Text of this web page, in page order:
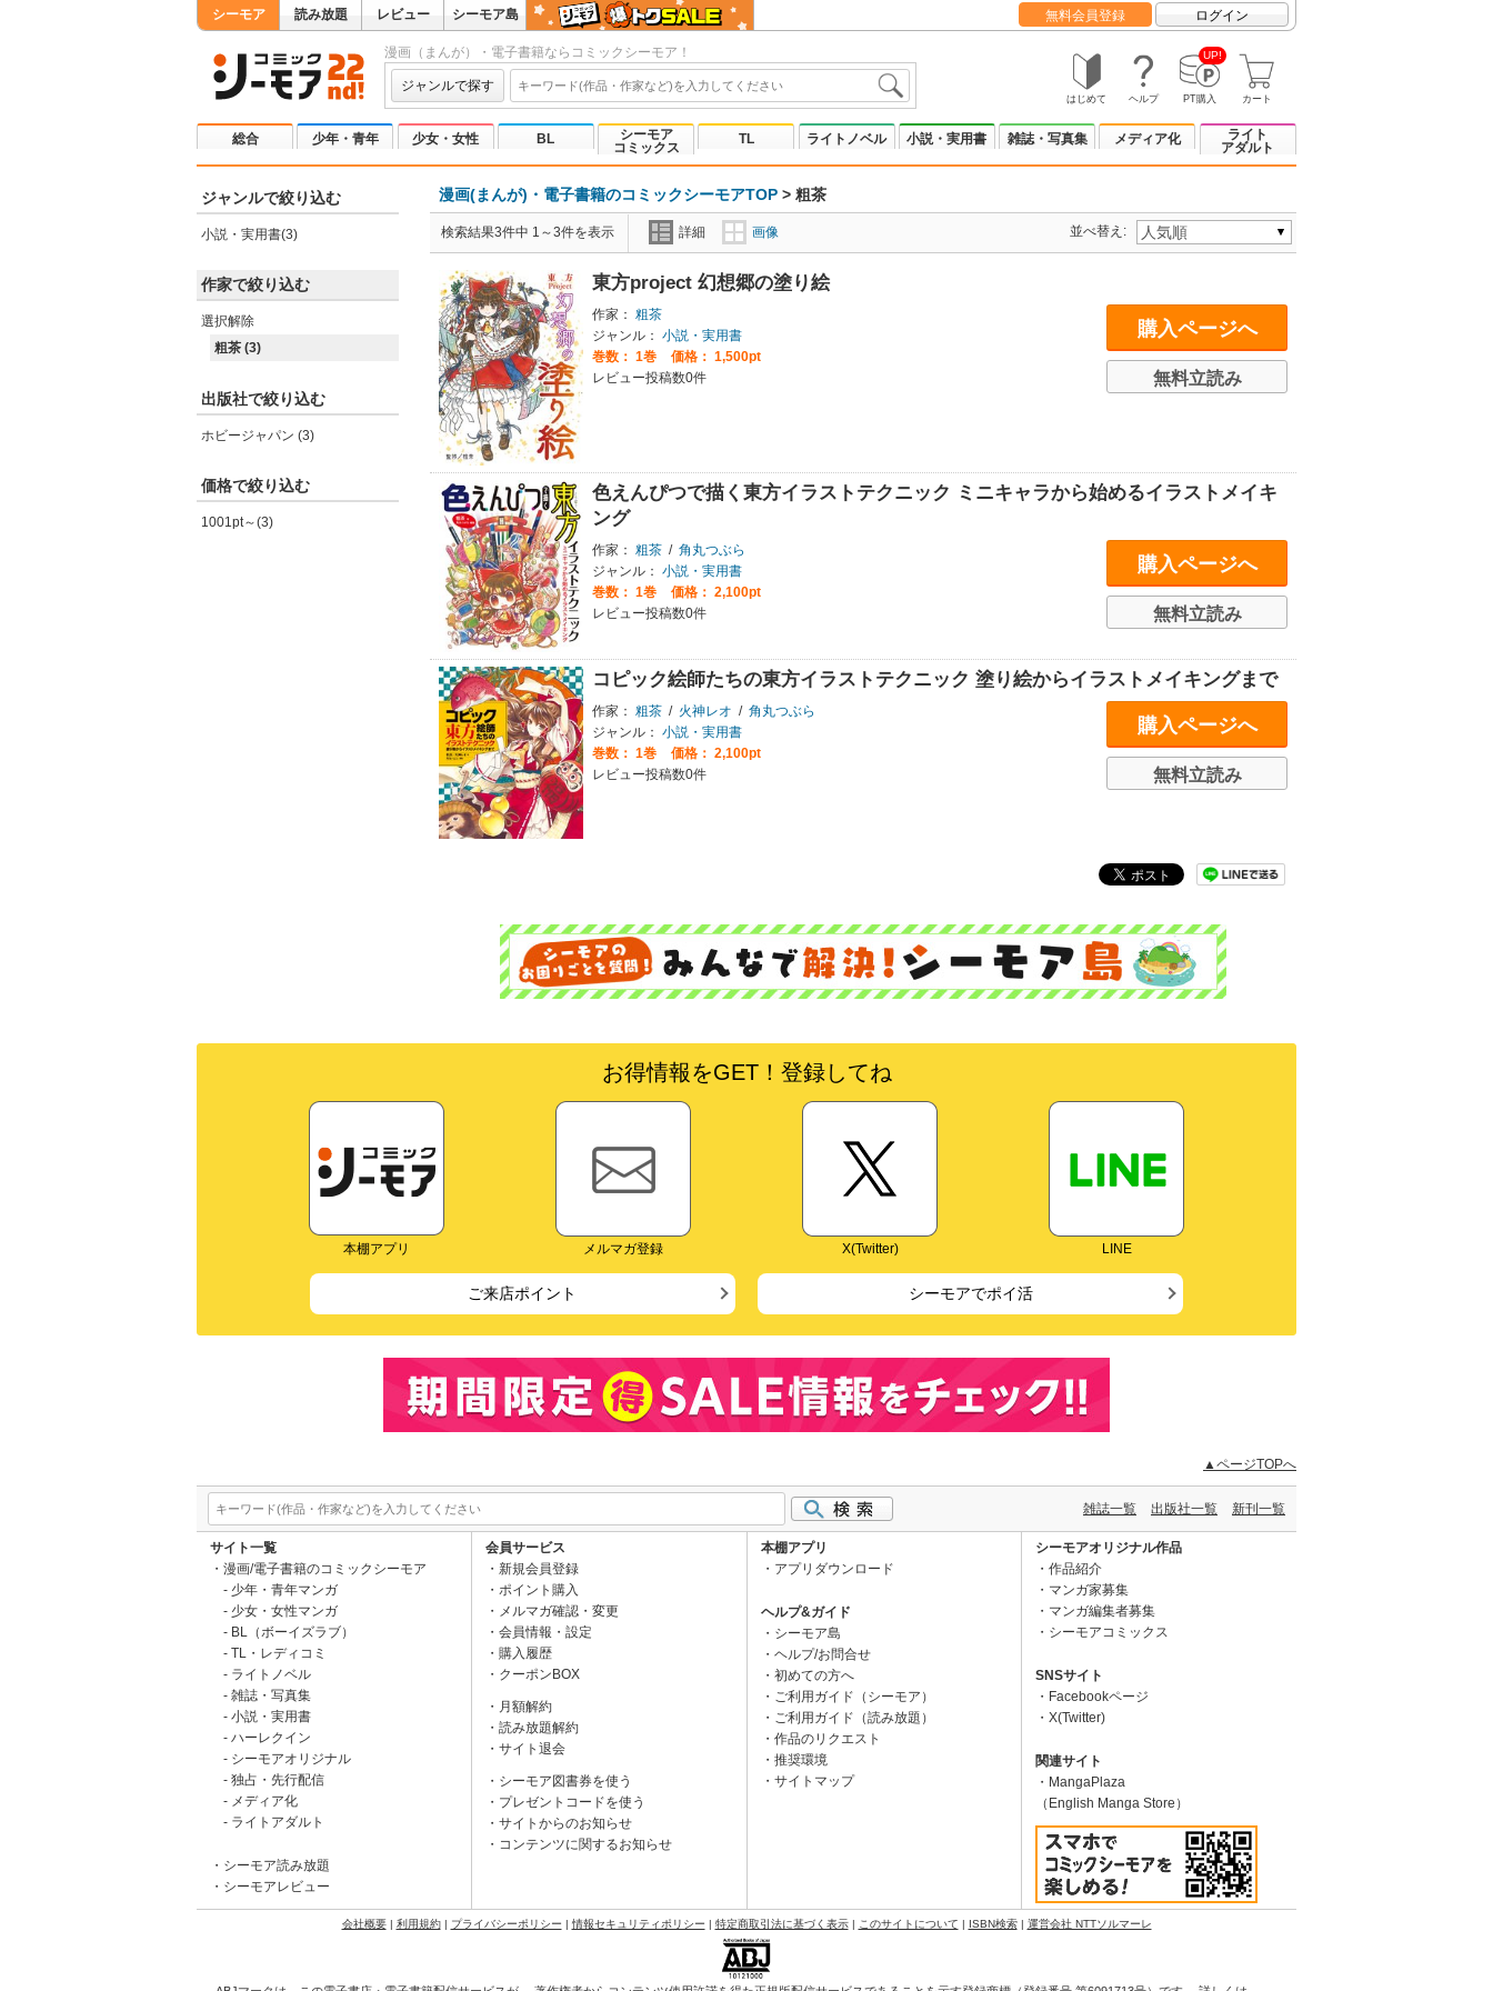
シーモア 読み放題 レビュー シーモア島 無料会員登録 ログイン
漫画（まんが）・電子書籍ならコミックシーモア！
ジャンルで探す
はじめて ヘルプ
UP!
PT購入 カート
総合 少年・青年 少女・女性 BL
シーモア
コミックス
TL ライトノベル 小説・実用書 雑誌・写真集 メディア化
ライト
アダルト
ジャンルで絞り込む
小説・実用書(3)
作家で絞り込む
選択解除
粗茶 (3)
出版社で絞り込む
ホビージャパン (3)
価格で絞り込む
1001pt～(3)
漫画(まんが)・電子書籍のコミックシーモアTOP > 粗茶
検索結果3件中 1～3件を表示 詳細 画像 並べ替え:
東方project 幻想郷の塗り絵
作家： 粗茶
ジャンル： 小説・実用書
巻数： 1巻
価格： 1,500pt
レビュー投稿数0件
購入ページへ
無料立読み
色えんぴつで描く東方イラストテクニック ミニキャラから始めるイラストメイキ
ング
作家： 粗茶 / 角丸つぶら
ジャンル： 小説・実用書
巻数： 1巻
価格： 2,100pt
レビュー投稿数0件
購入ページへ
無料立読み
コピック絵師たちの東方イラストテクニック 塗り絵からイラストメイキングまで
作家： 粗茶 / 火神レオ / 角丸つぶら
ジャンル： 小説・実用書
巻数： 1巻
価格： 2,100pt
レビュー投稿数0件
購入ページへ
無料立読み
お得情報をGET！登録してね
本棚アプリ メルマガ登録 X(Twitter) LINE
ご来店ポイント シーモアでポイ活
▲ページTOPへ
雑誌一覧 出版社一覧 新刊一覧
サイト一覧
漫画/電子書籍のコミックシーモア
少年・青年マンガ
少女・女性マンガ
BL（ボーイズラブ）
TL・レディコミ
ライトノベル
雑誌・写真集
小説・実用書
ハーレクイン
シーモアオリジナル
独占・先行配信
メディア化
ライトアダルト
シーモア読み放題
シーモアレビュー
会員サービス
新規会員登録
ポイント購入
メルマガ確認・変更
会員情報・設定
購入履歴
クーポンBOX
月額解約
読み放題解約
サイト退会
シーモア図書券を使う
プレゼントコードを使う
サイトからのお知らせ
コンテンツに関するお知らせ
本棚アプリ
アプリダウンロード
ヘルプ&ガイド
シーモア島
ヘルプ/お問合せ
初めての方へ
ご利用ガイド（シーモア）
ご利用ガイド（読み放題）
作品のリクエスト
推奨環境
サイトマップ
シーモアオリジナル作品
作品紹介
マンガ家募集
マンガ編集者募集
シーモアコミックス
SNSサイト
Facebookページ
X(Twitter)
関連サイト
MangaPlaza
（English Manga Store）
会社概要| 利用規約| プライバシーポリシー | 情報セキュリティポリシー | 特定商取引法に基づく表示| このサイトについて | ISBN検索| 運営会社 NTTソルマーレ